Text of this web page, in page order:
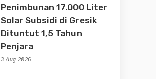
Penimbunan 17.000 Liter
Solar Subsidi di Gresik
Dituntut 1,5 Tahun
Penjara
3 Aug 2026